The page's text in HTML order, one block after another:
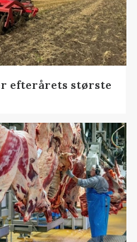
efterårets største